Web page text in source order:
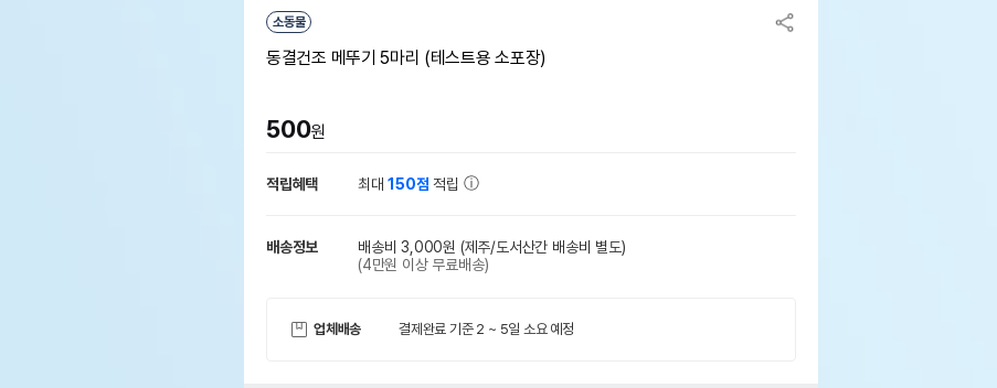
소동물
동결건조 메뚜기 5마리 (테스트용 소포장)
500원
적립혜택 최대150점 적립
배송정보 배송비 3,000원 (제주/도서산간 배송비 별도)
(4만원 이상 무료배송)
업체배송 결제완료 기준 2 ~ 5일 소요 예정